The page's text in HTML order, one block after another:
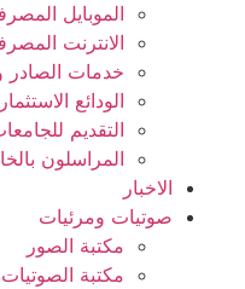
الموبايل
الانترنت
خدمات الصادر
الودائع
التقديم
المراسلون
الاخبار
صوتيات ومرئيات
مكتبة الصور
مكتبة الصوتيات